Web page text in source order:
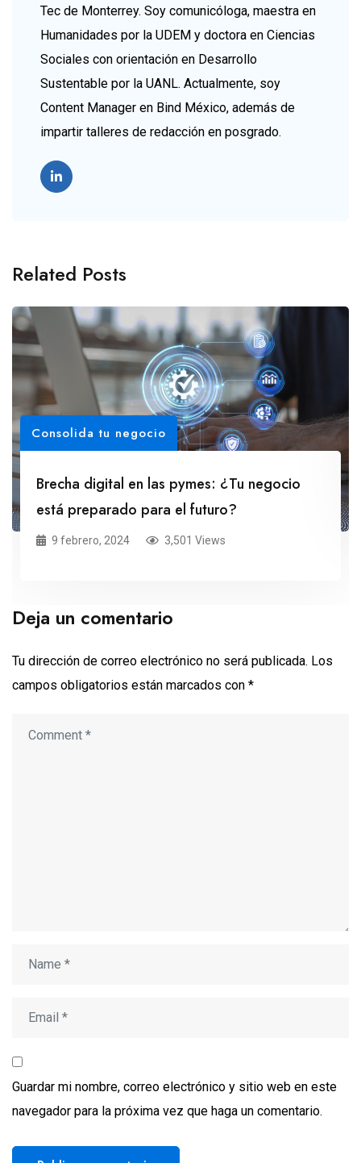
Tec de Monterrey. Soy comunicóloga, maestra en
Humanidades por la UDEM y doctora en Ciencias
Sociales con orientación en Desarrollo
Sustentable por la UANL. Actualmente, soy
Content Manager en Bind México, además de
impartir talleres de redacción en posgrado.
Related Posts
Consolida tu negocio
Brecha digital en las pymes: ¿Tu negocio
está preparado para el futuro?
9 febrero, 2024 3,501 Views
Deja un comentario
Tu dirección de correo electrónico no será publicada. Los
campos obligatorios están marcados con *
Guardar mi nombre, correo electrónico y sitio web en este
navegador para la próxima vez que haga un comentario.